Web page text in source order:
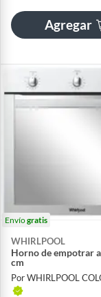
Agregar
Envíogratis
WHIRLPOOL
Horno de empotrar
cm